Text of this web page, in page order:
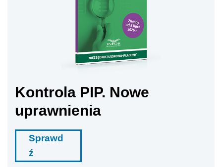
Kontrola PIP. Nowe
uprawnienia
Sprawd
ź